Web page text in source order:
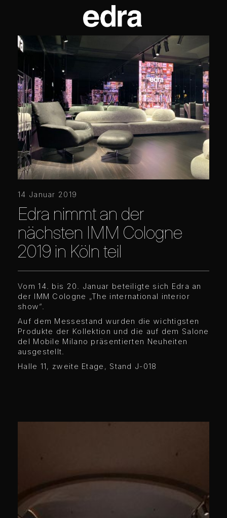
14 Januar 2019
Edra nimmt an der
nächsten IMM Cologne
2019 in Köln teil
Vom 14. bis 20. Januar beteiligte sich Edra an
der IMM Cologne „The international interior
show“.
Auf dem Messestand wurden die wichtigsten
Produkte der Kollektion und die auf dem Salone
del Mobile Milano präsentierten Neuheiten
ausgestellt.
Halle 11, zweite Etage, Stand J-018